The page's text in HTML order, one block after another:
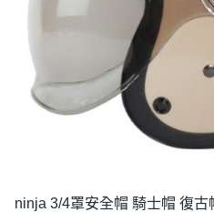
ninja 3/4罩安全帽 騎士帽 復古